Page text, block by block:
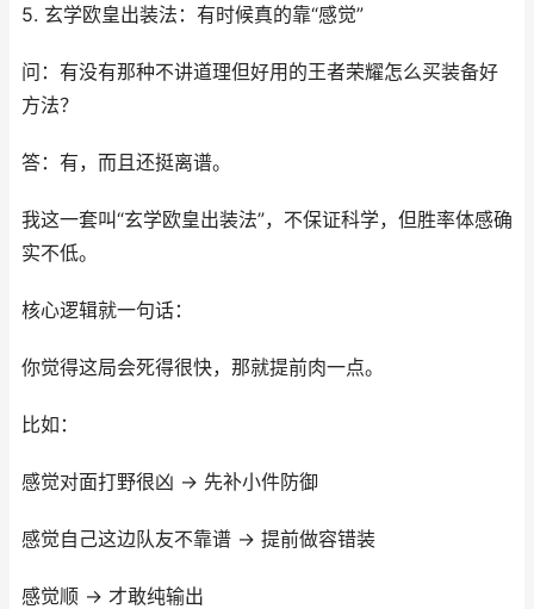
5. 玄学欧皇出装法：有时候真的靠“感觉”
问：有没有那种不讲道理但好用的王者荣耀怎么买装备好
方法？
答：有，而且还挺离谱。
我这一套叫“玄学欧皇出装法”，不保证科学，但胜率体感确
实不低。
核心逻辑就一句话：
你觉得这局会死得很快，那就提前肉一点。
比如：
感觉对面打野很凶 → 先补小件防御
感觉自己这边队友不靠谱 → 提前做容错装
感觉顺 → 才敢纯输出